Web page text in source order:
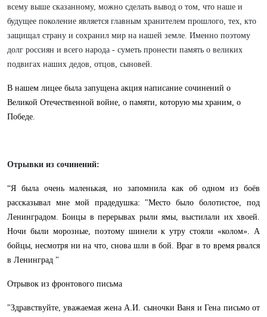
всему выше сказанному, можно сделать вывод о том, что наше и
будущее поколение является главным хранителем прошлого, тех, кто
защищал страну и сохранил мир на нашей земле. Именно поэтому
долг россиян и всего народа - суметь пронести память о великих
подвигах наших дедов, отцов, сыновей.
В нашем лицее была запущена акция написание сочинений о
Великой Отечественной войне, о памяти, которую мы храним, о
Победе.
Отрывки из сочинений:
“Я была очень маленькая, но запомнила как об одном из боёв
рассказывал мне мой прадедушка: "Место было болотистое, под
Ленинградом. Боицы в перерывах рыли ямы, выстилали их хвоей.
Ночи были морозные, поэтому шинели к утру стояли «колом». А
бойцы, несмотря ни на что, снова шли в бой. Враг в то время рвался
в Ленинград "
Отрывок из фронтового письма
"Здравствуйте, уважаемая жена А.И. сыночки Ваня и Гена письмо от